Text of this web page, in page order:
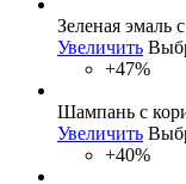
Зеленая эмаль
Увеличить
+47%
Шампань с
Увеличить
+40%